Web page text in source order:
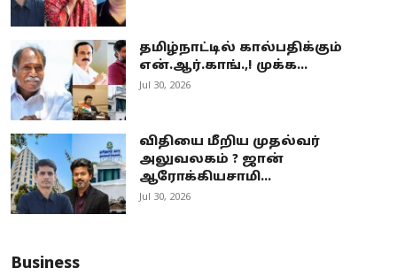
தமிழ்நாட்டில் கால்பதிக்கும்
என்.ஆர்.காங்.,! முக்க...
Jul 30, 2026
விதியை மீறிய முதல்வர்
அலுவலகம் ? ஜான்
ஆரோக்கியசாமி...
Jul 30, 2026
Business